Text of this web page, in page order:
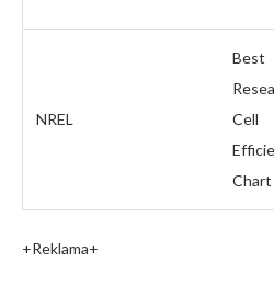
NREL
Best
Cell
Chart
+Reklama+